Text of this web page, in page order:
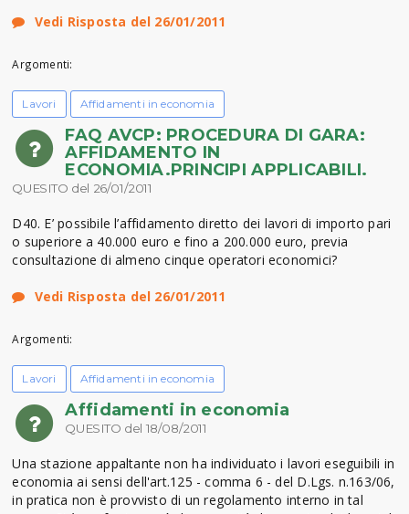
Vedi Risposta del 26/01/2011
Argomenti:
Lavori Affidamenti in economia
FAQ AVCP: PROCEDURA DI GARA:
AFFIDAMENTO IN
ECONOMIA.PRINCIPI APPLICABILI.
QUESITO del 26/01/2011
D40. E’ possibile l’affidamento diretto dei lavori di importo pari
o superiore a 40.000 euro e fino a 200.000 euro, previa
consultazione di almeno cinque operatori economici?
Vedi Risposta del 26/01/2011
Argomenti:
Lavori Affidamenti in economia
Affidamenti in economia
QUESITO del 18/08/2011
Una stazione appaltante non ha individuato i lavori eseguibili in
economia ai sensi dell'art.125 - comma 6 - del D.Lgs. n.163/06,
in pratica non è provvisto di un regolamento interno in tal